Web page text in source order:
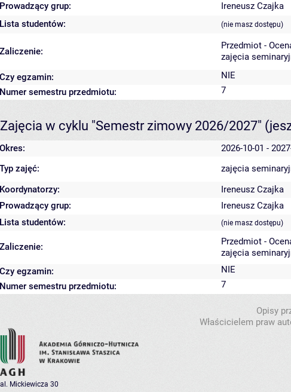
Prowadzący grup:
Ireneusz Czajka
Lista studentów:
(nie masz dostępu)
Zaliczenie:
Przedmiot -
zajęcia
Czy egzamin:
NIE
Numer semestru przedmiotu:
7
Zajęcia w cyklu "Semestr zimowy 2026/2027"
Okres: 2026-10-01 -
Typ zajęć: zajęcia
Koordynatorzy:
Ireneusz Czajka
Prowadzący grup:
Ireneusz Czajka
Lista studentów:
(nie masz dostępu)
Zaliczenie:
Przedmiot -
zajęcia
Czy egzamin:
NIE
Numer semestru przedmiotu:
7
Opisy
Właścicielem praw
al. Mickiewicza 30